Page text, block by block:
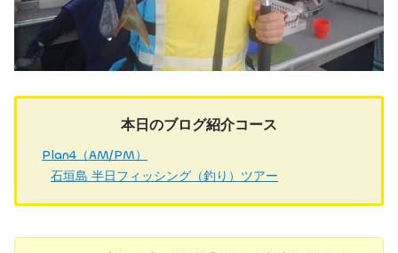
本日のブログ紹介コース
Plan4（AM/PM）
石垣島 半日フィッシング（釣り）ツアー